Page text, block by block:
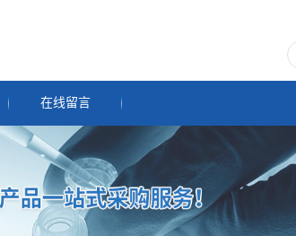
在线留言